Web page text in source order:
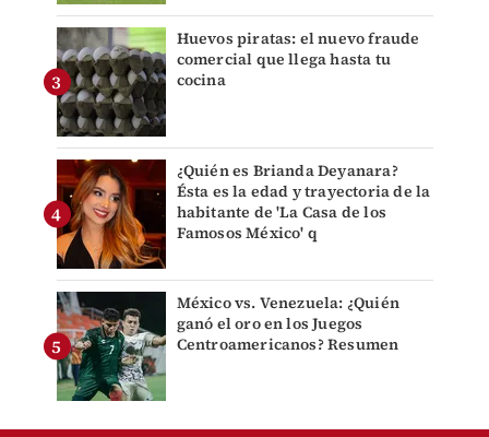
Huevos piratas: el nuevo fraude
comercial que llega hasta tu
cocina
¿Quién es Brianda Deyanara?
Ésta es la edad y trayectoria de la
habitante de 'La Casa de los
Famosos México' q
México vs. Venezuela: ¿Quién
ganó el oro en los Juegos
Centroamericanos? Resumen